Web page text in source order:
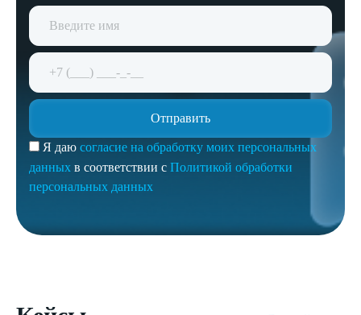
Я даю согласие на обработку моих персональных
данных в соответствии с Политикой обработки
персональных данных